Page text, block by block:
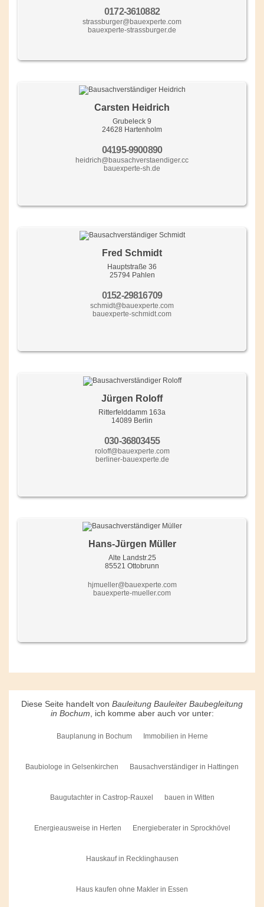
0172-3610882
strassburger@bauexperte.com
bauexperte-strassburger.de
Carsten Heidrich
Grubeleck 9
24628 Hartenholm
04195-9900890
heidrich@bausachverstaendiger.cc
bauexperte-sh.de
Fred Schmidt
Hauptstraße 36
25794 Pahlen
0152-29816709
schmidt@bauexperte.com
bauexperte-schmidt.com
Jürgen Roloff
Ritterfelddamm 163a
14089 Berlin
030-36803455
roloff@bauexperte.com
berliner-bauexperte.de
Hans-Jürgen Müller
Alte Landstr.25
85521 Ottobrunn
hjmueller@bauexperte.com
bauexperte-mueller.com
Diese Seite handelt von Bauleitung Bauleiter Baubegleitung
in Bochum , ich komme aber auch vor unter:
Bauplanung in Bochum Immobilien in Herne
Baubiologe in Gelsenkirchen Bausachverständiger in Hattingen
Baugutachter in Castrop-Rauxel bauen in Witten
Energieausweise in Herten Energieberater in Sprockhövel
Hauskauf in Recklinghausen
Haus kaufen ohne Makler in Essen